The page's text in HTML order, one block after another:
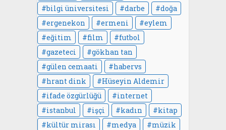
bilgi üniversitesi
darbe
doğa
ergenekon
ermeni
eylem
eğitim
film
futbol
gazeteci
gökhan tan
gülen cemaati
habervs
hrant dink
Hüseyin Aldemir
ifade özgürlüğü
internet
istanbul
işçi kadın
kitap
kültür mirası
medya
müzik